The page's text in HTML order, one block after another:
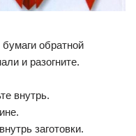
обратной
и разогните.
внутрь.
заготовки.